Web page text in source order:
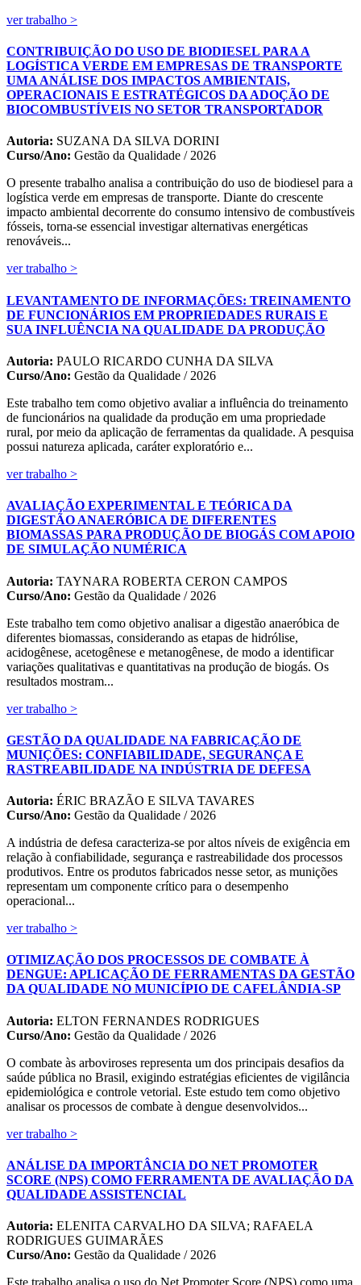
ver trabalho >
CONTRIBUIÇÃO DO USO DE BIODIESEL PARA A
LOGÍSTICA VERDE EM EMPRESAS DE TRANSPORTE
UMA ANÁLISE DOS IMPACTOS AMBIENTAIS,
OPERACIONAIS E ESTRATÉGICOS DA ADOÇÃO DE
BIOCOMBUSTÍVEIS NO SETOR TRANSPORTADOR
Autoria: SUZANA DA SILVA DORINI
Curso/Ano: Gestão da Qualidade / 2026
O presente trabalho analisa a contribuição do uso de biodiesel para a
logística verde em empresas de transporte. Diante do crescente
impacto ambiental decorrente do consumo intensivo de combustíveis
fósseis, torna-se essencial investigar alternativas energéticas
renováveis...
ver trabalho >
LEVANTAMENTO DE INFORMAÇÕES: TREINAMENTO
DE FUNCIONÁRIOS EM PROPRIEDADES RURAIS E
SUA INFLUÊNCIA NA QUALIDADE DA PRODUÇÃO
Autoria: PAULO RICARDO CUNHA DA SILVA
Curso/Ano: Gestão da Qualidade / 2026
Este trabalho tem como objetivo avaliar a influência do treinamento
de funcionários na qualidade da produção em uma propriedade
rural, por meio da aplicação de ferramentas da qualidade. A pesquisa
possui natureza aplicada, caráter exploratório e...
ver trabalho >
AVALIAÇÃO EXPERIMENTAL E TEÓRICA DA
DIGESTÃO ANAERÓBICA DE DIFERENTES
BIOMASSAS PARA PRODUÇÃO DE BIOGÁS COM APOIO
DE SIMULAÇÃO NUMÉRICA
Autoria: TAYNARA ROBERTA CERON CAMPOS
Curso/Ano: Gestão da Qualidade / 2026
Este trabalho tem como objetivo analisar a digestão anaeróbica de
diferentes biomassas, considerando as etapas de hidrólise,
acidogênese, acetogênese e metanogênese, de modo a identificar
variações qualitativas e quantitativas na produção de biogás. Os
resultados mostram...
ver trabalho >
GESTÃO DA QUALIDADE NA FABRICAÇÃO DE
MUNIÇÕES: CONFIABILIDADE, SEGURANÇA E
RASTREABILIDADE NA INDÚSTRIA DE DEFESA
Autoria: ÉRIC BRAZÃO E SILVA TAVARES
Curso/Ano: Gestão da Qualidade / 2026
A indústria de defesa caracteriza-se por altos níveis de exigência em
relação à confiabilidade, segurança e rastreabilidade dos processos
produtivos. Entre os produtos fabricados nesse setor, as munições
representam um componente crítico para o desempenho
operacional...
ver trabalho >
OTIMIZAÇÃO DOS PROCESSOS DE COMBATE À
DENGUE: APLICAÇÃO DE FERRAMENTAS DA GESTÃO
DA QUALIDADE NO MUNICÍPIO DE CAFELÂNDIA-SP
Autoria: ELTON FERNANDES RODRIGUES
Curso/Ano: Gestão da Qualidade / 2026
O combate às arboviroses representa um dos principais desafios da
saúde pública no Brasil, exigindo estratégias eficientes de vigilância
epidemiológica e controle vetorial. Este estudo tem como objetivo
analisar os processos de combate à dengue desenvolvidos...
ver trabalho >
ANÁLISE DA IMPORTÂNCIA DO NET PROMOTER
SCORE (NPS) COMO FERRAMENTA DE AVALIAÇÃO DA
QUALIDADE ASSISTENCIAL
Autoria: ELENITA CARVALHO DA SILVA; RAFAELA
RODRIGUES GUIMARÃES
Curso/Ano: Gestão da Qualidade / 2026